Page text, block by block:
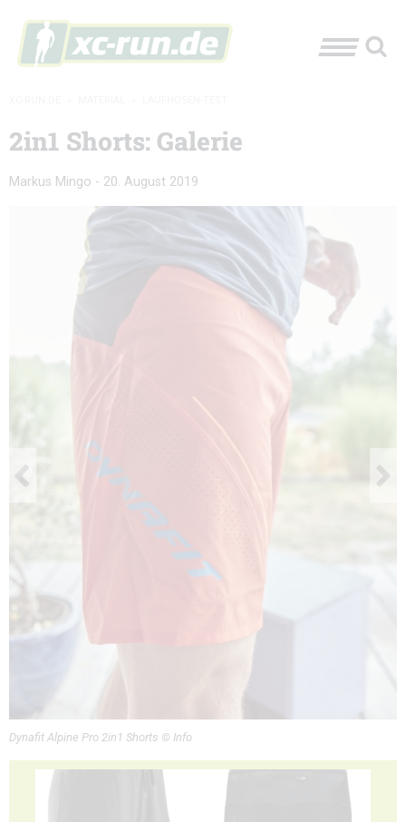
2in1 Shorts: Galerie
Markus Mingo - 20. August 2019
Dynafit Alpine Pro 2in1 Shorts © Info